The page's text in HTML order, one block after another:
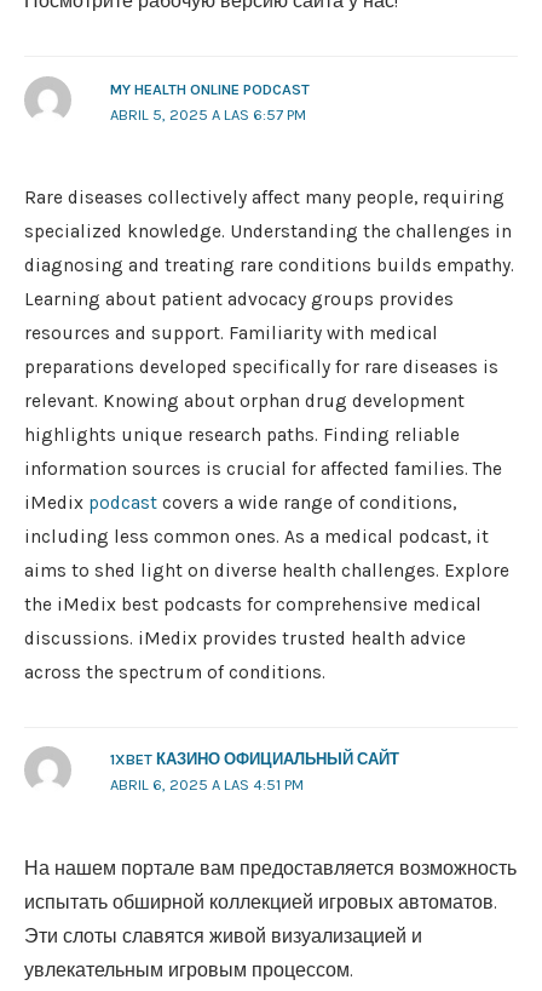
MY HEALTH ONLINE PODCAST
ABRIL 5, 2025 A LAS 6:57 PM
Rare diseases collectively affect many people, requiring
specialized knowledge. Understanding the challenges in
diagnosing and treating rare conditions builds empathy.
Learning about patient advocacy groups provides
resources and support. Familiarity with medical
preparations developed specifically for rare diseases is
relevant. Knowing about orphan drug development
highlights unique research paths. Finding reliable
information sources is crucial for affected families. The
iMedix podcast covers a wide range of conditions,
including less common ones. As a medical podcast, it
aims to shed light on diverse health challenges. Explore
the iMedix best podcasts for comprehensive medical
discussions. iMedix provides trusted health advice
across the spectrum of conditions.
1XBET КАЗИНО ОФИЦИАЛЬНЫЙ САЙТ
ABRIL 6, 2025 A LAS 4:51 PM
На нашем портале вам предоставляется возможность
испытать обширной коллекцией игровых автоматов.
Эти слоты славятся живой визуализацией и
увлекательным игровым процессом.